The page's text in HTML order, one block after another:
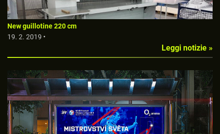
New guillotine 220 cm
19. 2. 2019 •
Leggi notizie »